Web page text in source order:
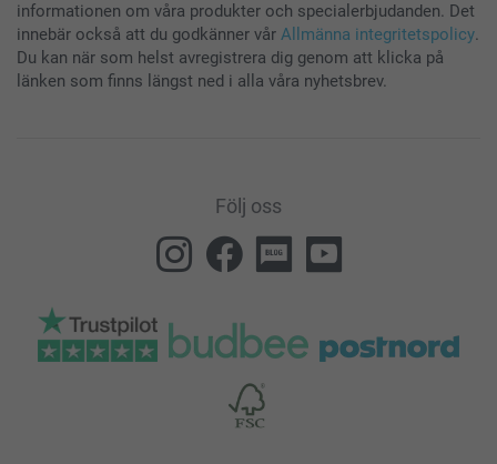
informationen om våra produkter och specialerbjudanden. Det
innebär också att du godkänner vår Allmänna integritetspolicy.
Du kan när som helst avregistrera dig genom att klicka på
länken som finns längst ned i alla våra nyhetsbrev.
Följ oss